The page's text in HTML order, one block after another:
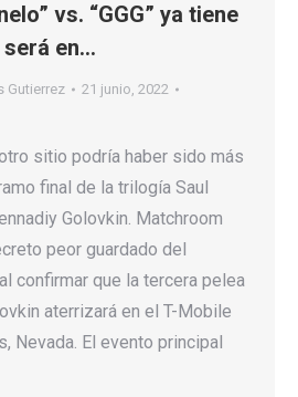
vs. “GGG” ya tiene
será en…
Gutierrez
21 junio, 2022
sitio podría haber sido más
final de la trilogía Saul
Golovkin. Matchroom
peor guardado del
confirmar que la tercera pelea
aterrizará en el T-Mobile
Nevada. El evento principal